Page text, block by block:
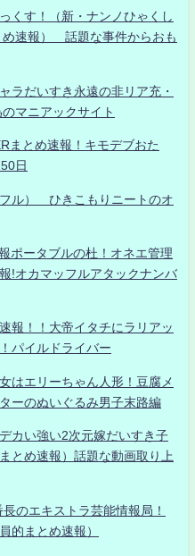
くす！（新・ナンノひゃくし
め速報） 話題な事件からおも
ラだいすき永遠の非リア充・
マニアックサイト
まとめ速報！キモデブおた
日
ル） ひきこもりニートのオ
ポータブルの杜！オネエ管理
!オカマッフルアタックナンバ
報！！大帝イタチにラリアッ
パイルドライバー
はエリーちゃん人形！豆腐メ
ーのぬいぐるみ男子末路編
カい強い2次元嫁だいすき子
とめ速報）話題な動画取り上
のエキストラ芸能情報局！
的まとめ速報）